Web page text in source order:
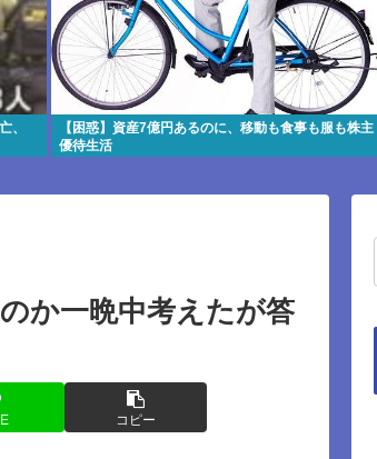
、
【困惑】資産7億円あるのに、移動も食事も服も株主
優待生活
か一晩中考えたが答
コピー